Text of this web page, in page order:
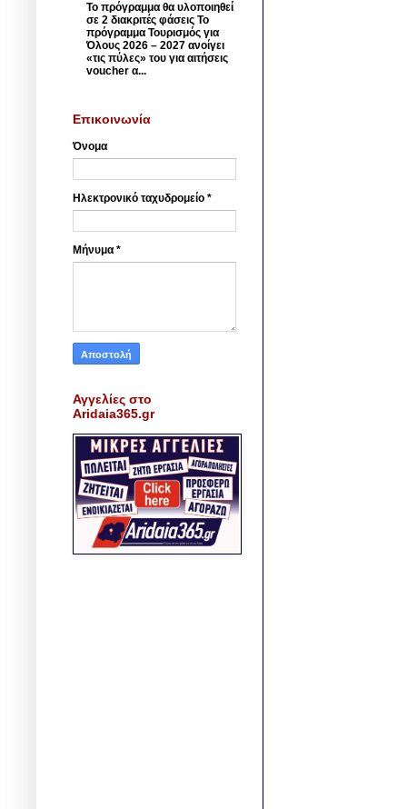
Το πρόγραμμα θα υλοποιηθεί
σε 2 διακριτές φάσεις Το
πρόγραμμα Τουρισμός για
Όλους 2026 – 2027 ανοίγει
«τις πύλες» του για αιτήσεις
voucher α...
Επικοινωνία
Όνομα
Ηλεκτρονικό ταχυδρομείο *
Μήνυμα *
Αγγελίες στο
Aridaia365.gr